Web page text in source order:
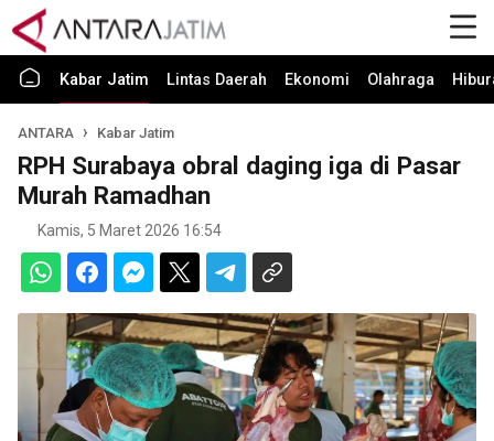
Kabar Jatim Lintas Daerah Ekonomi Olahraga
ANTARA Kabar Jatim
RPH Surabaya obral daging iga di Pasar
Murah Ramadhan
Kamis, 5 Maret 2026 16:54